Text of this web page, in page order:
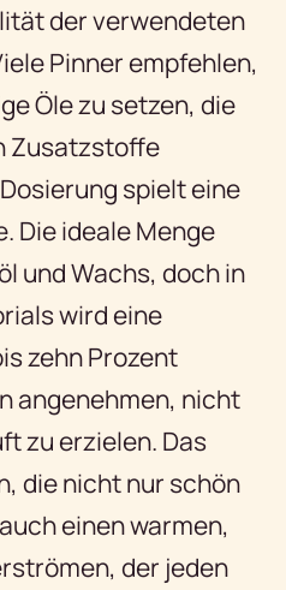
der verwendeten
Pinner empfehlen,
Öle zu setzen, die
Zusatzstoffe
spielt eine
Die ideale Menge
und Wachs, doch in
wird eine
zehn Prozent
angenehmen, nicht
zu erzielen. Das
die nicht nur schön
einen warmen,
der jeden